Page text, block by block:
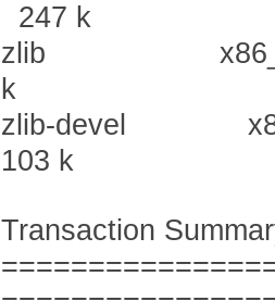
247 k
zlib
k
zlib-devel
103 k
Transaction